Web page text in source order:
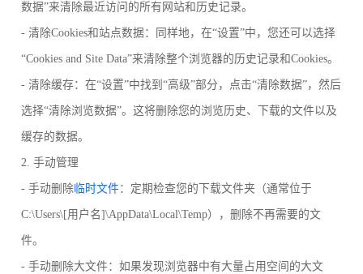
数据”来清除最近访问的所有网站和历史记录。
- 清除Cookies和站点数据：同样地，在“设置”中，您还可以选择
“Cookies and Site Data”来清除整个浏览器的历史记录和Cookies。
- 清除缓存：在“设置”中找到“高级”部分，点击“清除数据”，然后
选择“清除浏览数据”。这将删除您的浏览历史、下载的文件以及
缓存的数据。
2. 手动管理
- 手动删除临时文件：定期检查您的下载文件夹（通常位于
C:\Users\[用户名]\AppData\Local\Temp），删除不再需要的文
件。
- 手动删除大文件：如果发现浏览器中有大量占用空间的大文